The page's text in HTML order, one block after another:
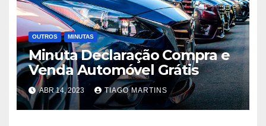
OUTROS MINUTAS
Minuta Declaração Compra e
Venda Automóvel Grátis
ABR 14, 2023 TIAGO MARTINS